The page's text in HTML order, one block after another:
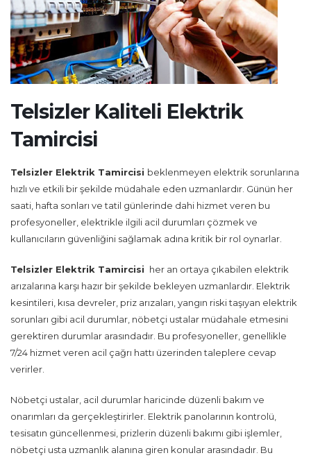
Telsizler Kaliteli Elektrik
Tamircisi
Telsizler Elektrik Tamircisi beklenmeyen elektrik sorunlarına
hızlı ve etkili bir şekilde müdahale eden uzmanlardır. Günün her
saati, hafta sonları ve tatil günlerinde dahi hizmet veren bu
profesyoneller, elektrikle ilgili acil durumları çözmek ve
kullanıcıların güvenliğini sağlamak adına kritik bir rol oynarlar.
Telsizler Elektrik Tamircisi her an ortaya çıkabilen elektrik
arızalarına karşı hazır bir şekilde bekleyen uzmanlardır. Elektrik
kesintileri, kısa devreler, priz arızaları, yangın riski taşıyan elektrik
sorunları gibi acil durumlar, nöbetçi ustalar müdahale etmesini
gerektiren durumlar arasındadır. Bu profesyoneller, genellikle
7/24 hizmet veren acil çağrı hattı üzerinden taleplere cevap
verirler.
Nöbetçi ustalar, acil durumlar haricinde düzenli bakım ve
onarımları da gerçekleştirirler. Elektrik panolarının kontrolü,
tesisatın güncellenmesi, prizlerin düzenli bakımı gibi işlemler,
nöbetçi usta uzmanlık alanına giren konular arasındadır. Bu